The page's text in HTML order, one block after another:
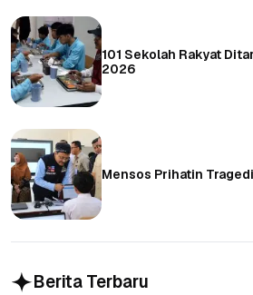
101 Sekolah Rakyat
2026
Mensos Prihatin
Berita Terbaru